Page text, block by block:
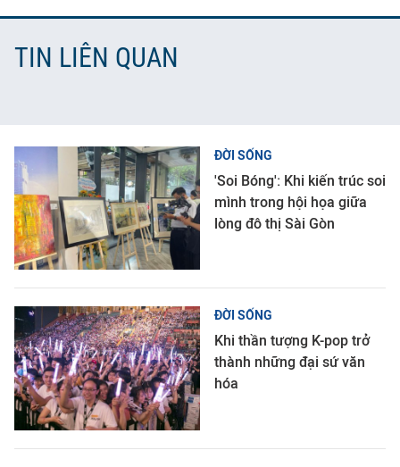
TIN LIÊN QUAN
ĐỜI SỐNG
'Soi Bóng': Khi kiến trúc soi
mình trong hội họa giữa
lòng đô thị Sài Gòn
ĐỜI SỐNG
Khi thần tượng K-pop trở
thành những đại sứ văn
hóa